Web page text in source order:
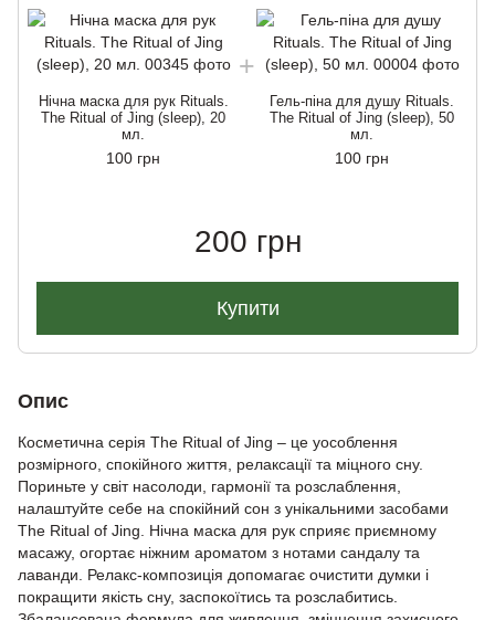
Hічна маска для рук Rituals.
The Ritual of Jing (sleep), 20
мл.
100 грн
Гель-піна для душу Rituals.
The Ritual of Jing (sleep), 50
мл.
100 грн
200 грн
Купити
Опис
Косметична серія The Ritual of Jing – це уособлення
розмірного, спокійного життя, релаксації та міцного сну.
Пориньте у світ насолоди, гармонії та розслаблення,
налаштуйте себе на спокійний сон з унікальними засобами
The Ritual of Jing. Нічна маска для рук сприяє приємному
масажу, огортає ніжним ароматом з нотами сандалу та
лаванди. Релакс-композиція допомагає очистити думки і
покращити якість сну, заспокоїтись та розслабитись.